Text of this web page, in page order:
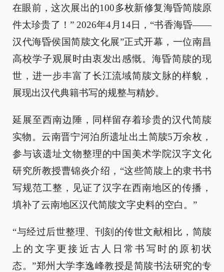
在眼前，这次展出的100多枚新修复海昏简牍原
件太珍贵了！” 2026年4月14日，“书香海昏——
汉代海昏侯国简牍文化展”正式开幕，一位南昌
高校学子观展时由衷发出感慨。海昏简牍的现
世，进一步丰富了长江流域简牍文脉的样貌，
展现出汉代典籍书写的规整与精妙。
延展至西南边陲，同样留存着珍贵的汉代简牍
实物。云南晋宁河泊所遗址出土简牍5万余枚，
参与该遗址文物整理的中国美术学院汉字文化
研究所教授曹锦炎介绍，“这些简牍上的隶书书
写规范工整，见证了汉字在西南地区的传播，
填补了云南地区汉代简牍文字史料的空白。”
“与经过后世整理、刊刻的传世文献相比，简牍
上的文字更接近古人日常书写时的原初状
态。”郑州大学李逸峰教授是简牍书法研究的专